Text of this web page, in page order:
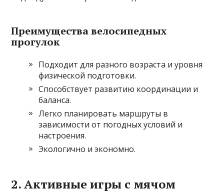
Преимущества велосипедных
прогулок
Подходит для разного возраста и уровня
физической подготовки.
Способствует развитию координации и
баланса.
Легко планировать маршруты в
зависимости от погодных условий и
настроения.
Экологично и экономно.
2. Активные игры с мячом